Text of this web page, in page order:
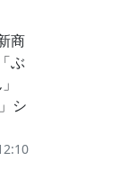
商
ぶ
シ